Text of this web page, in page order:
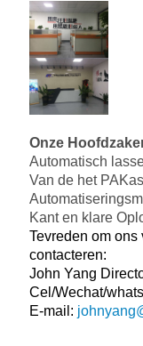
Onze
Automatisch
Van de het
Kant en klare
Tevreden om
contacteren:
John Yang
Cel/Wechat/
E-mail: